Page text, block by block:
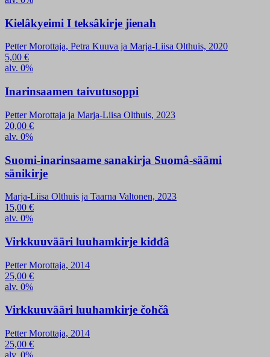
Kielâkyeimi I teksâkirje jienah
Petter Morottaja, Petra Kuuva ja Marja-Liisa Olthuis, 2020
5,00 €
alv. 0%
Inarinsaamen taivutusoppi
Petter Morottaja ja Marja-Liisa Olthuis, 2023
20,00 €
alv. 0%
Suomi-inarinsaame sanakirja Suomâ-säämi
sänikirje
Marja-Liisa Olthuis ja Taarna Valtonen, 2023
15,00 €
alv. 0%
Virkkuuvääri luuhamkirje kiđđâ
Petter Morottaja, 2014
25,00 €
alv. 0%
Virkkuuvääri luuhamkirje čohčâ
Petter Morottaja, 2014
25,00 €